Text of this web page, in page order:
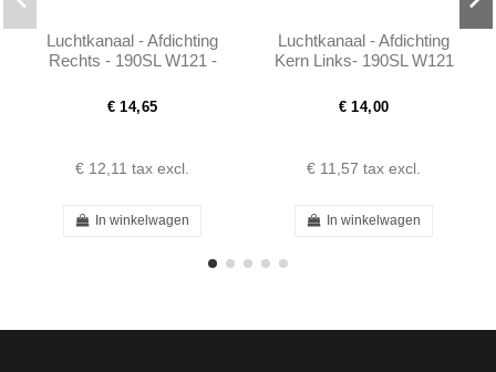
Luchtkanaal - Afdichting
Rechts - 190SL W121 -
€ 14,65
€ 12,11 tax excl.
In winkelwagen
Luchtkanaal - Afdichting
Kern Links- 190SL W121
€ 14,00
€ 11,57 tax excl.
In winkelwagen